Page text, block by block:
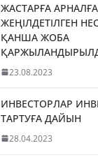
ЖАСТАРҒА
ЖЕҢІЛДЕТІЛГЕН
ҚАНША ЖОБА
23.08.2023
ИНВЕСТОРЛАР
ТАРТУҒА ДАЙЫН
28.04.2023